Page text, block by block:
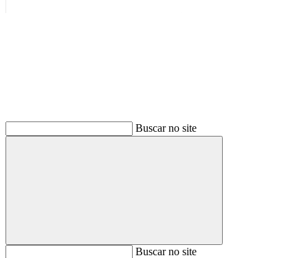
Buscar no site
BuscarBuscar no site